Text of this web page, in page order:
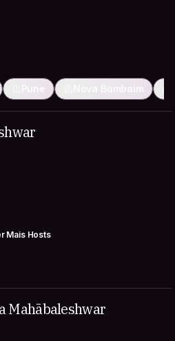
Pune Nova Bombaim
Mais Hosts
Mahābaleshwar